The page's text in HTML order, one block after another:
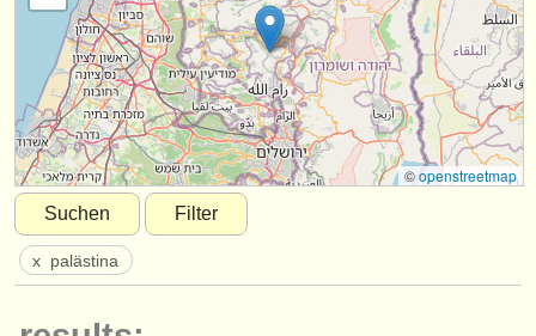
degree courses
kurse
musikwettbewerbe
instrumentenverkauf
gestohlene instrumente
verzeichnisse:
©openstreetmap
Suchen
Filter
x palästina